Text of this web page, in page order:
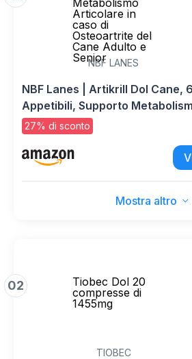
Metabolismo
Articolare in
caso di
Osteoartrite del
Cane Adulto e
Senior
NBF LANES
NBF Lanes | Artikrill Dol Cane,
Appetibili, Supporto
caso di Osteoartrite del Cane
27% di sconto
Mostra altro
02
Tiobec Dol 20
compresse di
1455mg
TIOBEC